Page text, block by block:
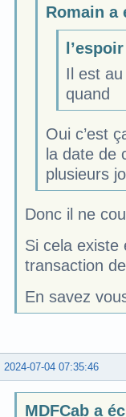
Romain a
Il est au
quand
Oui c’est
la date de
plusieurs
Donc il ne
Si cela existe
transaction
En savez
2024-07-04 07:35:46
MDFCab a